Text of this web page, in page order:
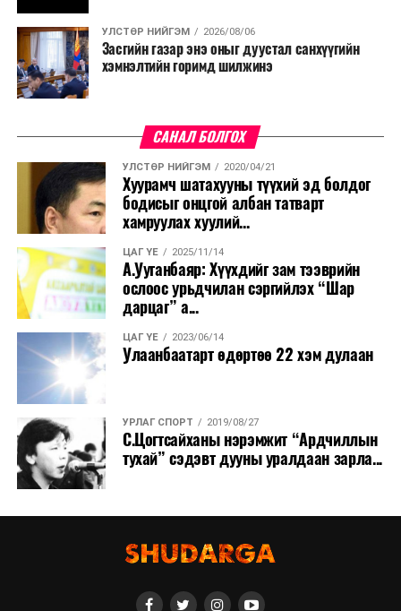
УЛСТӨР НИЙГЭМ 2026/08/06
Засгийн газар энэ оныг дуустал санхүүгийн
хэмнэлтийн горимд шилжинэ
САНАЛ БОЛГОХ
УЛСТӨР НИЙГЭМ 2020/04/21
Хуурамч шатахууны түүхий эд болдог
бодисыг онцгой албан татварт
хамруулах хуулий...
ЦАГ ҮЕ 2025/11/14
А.Ууганбаяр: Хүүхдийг зам тээврийн
ослоос урьдчилан сэргийлэх “Шар
дарцаг” а...
ЦАГ ҮЕ 2023/06/14
Улаанбаатарт өдөртөө 22 хэм дулаан
УРЛАГ СПОРТ 2019/08/27
С.Цогтсайханы нэрэмжит “Ардчиллын
тухай” сэдэвт дууны уралдаан зарла...